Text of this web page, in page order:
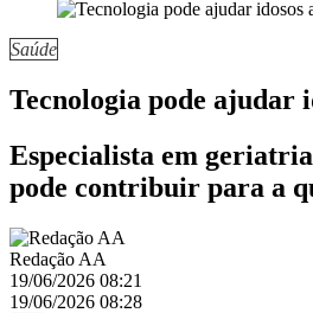
Saúde
Tecnologia pode ajudar
Especialista em
pode contribuir para a
Redação AA
19/06/2026 08:21
19/06/2026 08:28